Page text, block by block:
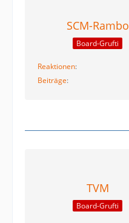
SCM-Rambo
Board-Grufti
Reaktionen
Beiträge
TVM
Board-Grufti